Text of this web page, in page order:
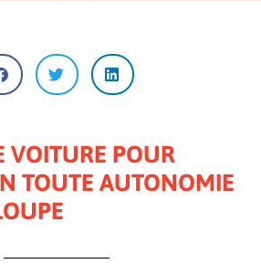
VOITURE POUR
TOUTE AUTONOMIE